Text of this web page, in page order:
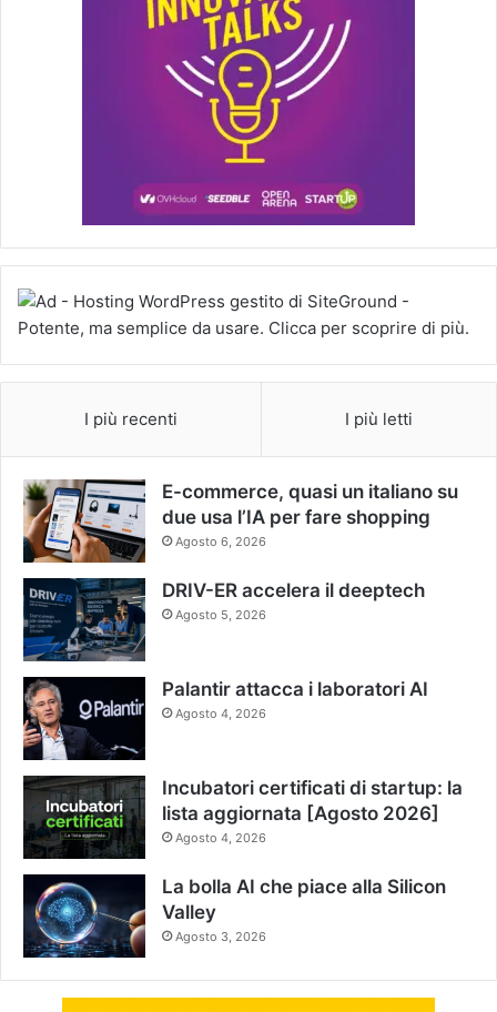
I più recenti I più letti
E-commerce, quasi un italiano su
due usa l’IA per fare shopping
Agosto 6, 2026
DRIV-ER accelera il deeptech
Agosto 5, 2026
Palantir attacca i laboratori AI
Agosto 4, 2026
Incubatori certificati di startup: la
lista aggiornata [Agosto 2026]
Agosto 4, 2026
La bolla AI che piace alla Silicon
Valley
Agosto 3, 2026